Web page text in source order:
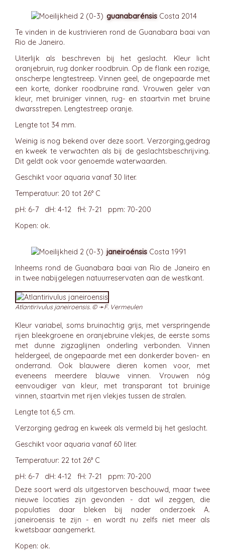
guanabarénsis Costa 2014
Te vinden in de kustrivieren rond de Guanabara baai van
Rio de Janeiro.
Uiterlijk als beschreven bij het geslacht. Kleur licht
oranjebruin, rug donker roodbruin. Op de flank een rozige,
onscherpe lengtestreep. Vinnen geel, de ongepaarde met
een korte, donker roodbruine rand. Vrouwen geler van
kleur, met bruiniger vinnen, rug- en staartvin met bruine
dwarsstrepen. Lengtestreep oranje.
Lengte tot 34 mm.
Weinig is nog bekend over deze soort. Verzorging,gedrag
en kweek te verwachten als bij de geslachtsbeschrijving.
Dit geldt ook voor genoemde waterwaarden.
Geschikt voor aquaria vanaf 30 liter.
Temperatuur: 20 tot 26° C
pH: 6-7 dH: 4-12 fH: 7-21 ppm: 70-200
Kopen: ok.
janeiroénsis Costa 1991
Inheems rond de Guanabara baai van Rio de Janeiro en
in twee nabijgelegen natuurreservaten aan de westkant.
Atlantirivulus janeiroensis. © ➛F. Vermeulen
Kleur variabel, soms bruinachtig grijs, met verspringende
rijen bleekgroene en oranjebruine vlekjes, de eerste soms
met dunne zigzaglijnen onderling verbonden. Vinnen
heldergeel, de ongepaarde met een donkerder boven- en
onderrand. Ook blauwere dieren komen voor, met
eveneens meerdere blauwe vinnen. Vrouwen nóg
eenvoudiger van kleur, met transparant tot bruinige
vinnen, staartvin met rijen vlekjes tussen de stralen.
Lengte tot 6,5 cm.
Verzorging gedrag en kweek als vermeld bij het geslacht.
Geschikt voor aquaria vanaf 60 liter.
Temperatuur: 22 tot 26° C
pH: 6-7 dH: 4-12 fH: 7-21 ppm: 70-200
Deze soort werd als uitgestorven beschouwd, maar twee
nieuwe locaties zijn gevonden - dat wil zeggen, die
populaties daar bleken bij nader onderzoek A.
janeiroensis te zijn - en wordt nu zelfs niet meer als
kwetsbaar aangemerkt.
Kopen: ok.